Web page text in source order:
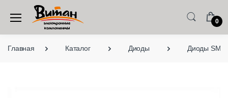
0
Главная Каталог Диоды Диоды SMD